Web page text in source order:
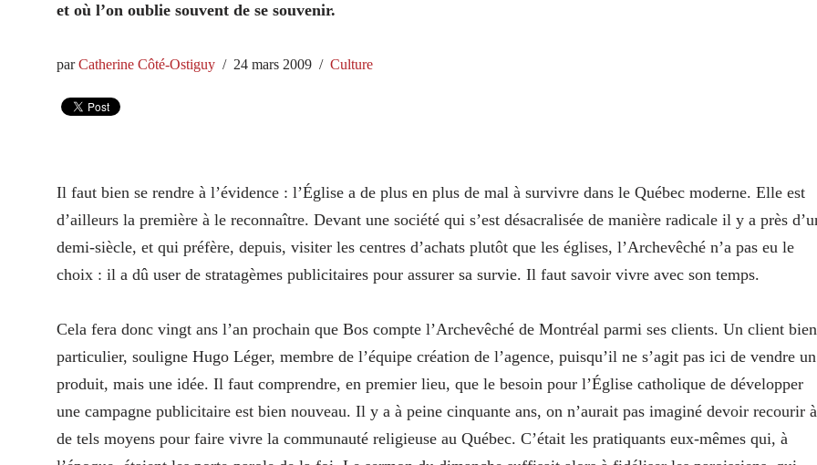
et où l’on oublie souvent de se souvenir.
parCatherine Côté-Ostiguy 24 mars 2009 Culture
Il faut bien se rendre à l’évidence : l’Église a de plus en plus de mal à survivre dans le Québec moderne. Elle est
d’ailleurs la première à le reconnaître. Devant une société qui s’est désacralisée de manière radicale il y a près
demi-siècle, et qui préfère, depuis, visiter les centres d’achats plutôt que les églises, l’Archevêché n’a pas eu le
choix : il a dû user de stratagèmes publicitaires pour assurer sa survie. Il faut savoir vivre avec son temps.
Cela fera donc vingt ans l’an prochain que Bos compte l’Archevêché de Montréal parmi ses clients. Un client bien
particulier, souligne Hugo Léger, membre de l’équipe création de l’agence, puisqu’il ne s’agit pas ici de vendre un
produit, mais une idée. Il faut comprendre, en premier lieu, que le besoin pour l’Église catholique de développer
une campagne publicitaire est bien nouveau. Il y a à peine cinquante ans, on n’aurait pas imaginé devoir recourir à
de tels moyens pour faire vivre la communauté religieuse au Québec. C’était les pratiquants eux-mêmes qui, à